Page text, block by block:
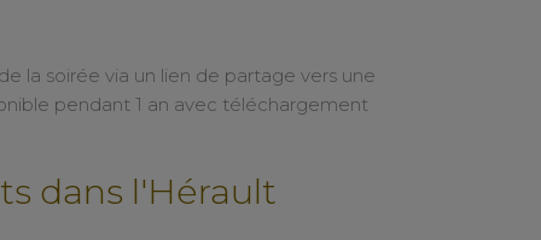
la soirée via un lien de partage vers une
pendant 1 an avec téléchargement
dans l'Hérault